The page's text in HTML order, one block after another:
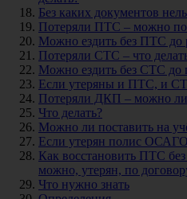
Без каких документов
Потеряли ПТС – можно
Можно ездить без ПТС до
Потеряли СТС – что
Можно ездить без СТС до
Если утеряны и ПТС, и
Потеряли ДКП – можно ли
Что делать?
Можно ли поставить на
Если утерян полис ОСАГО
Как восстановить ПТС
можно, утерян, по
Что нужно знать